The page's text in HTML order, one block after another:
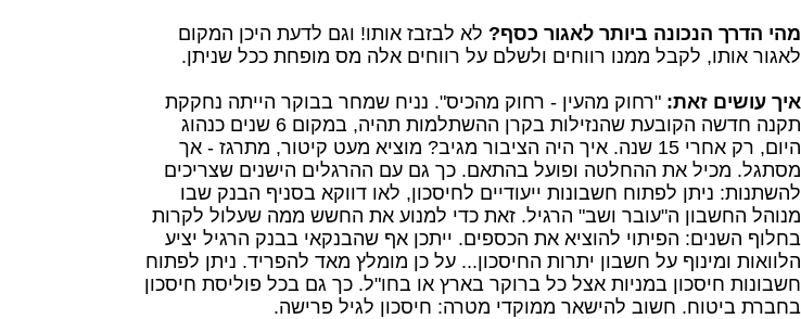
מהי הדרך הנכונה ביותר לאגור כסף? לא לבזבז אותו! וגם לדעת היכן המקום
לאגור אותו, לקבל ממנו רווחים ולשלם על רווחים אלה מס מופחת ככל שניתן.
איך עושים זאת: "רחוק מהעין - רחוק מהכיס". נניח שמחר בבוקר הייתה נחקקת
תקנה חדשה הקובעת שהנזילות בקרן ההשתלמות תהיה, במקום 6 שנים כנהוג
היום, רק אחרי 15 שנה. איך היה הציבור מגיב? מוציא מעט קיטור, מתרגז - אך
מסתגל. מכיל את ההחלטה ופועל בהתאם. כך גם עם ההרגלים הישנים שצריכים
להשתנות: ניתן לפתוח חשבונות ייעודיים לחיסכון, לאו דווקא בסניף הבנק שבו
מנוהל החשבון ה"עובר ושב" הרגיל. זאת כדי למנוע את החשש ממה שעלול לקרות
בחלוף השנים: הפיתוי להוציא את הכספים. ייתכן אף שהבנקאי בבנק הרגיל יציע
הלוואות ומינוף על חשבון יתרות החיסכון... על כן מומלץ מאד להפריד. ניתן לפתוח
חשבונות חיסכון במניות אצל כל ברוקר בארץ או בחו"ל. כך גם בכל פוליסת חיסכון
בחברת ביטוח. חשוב להישאר ממוקדי מטרה: חיסכון לגיל פרישה.